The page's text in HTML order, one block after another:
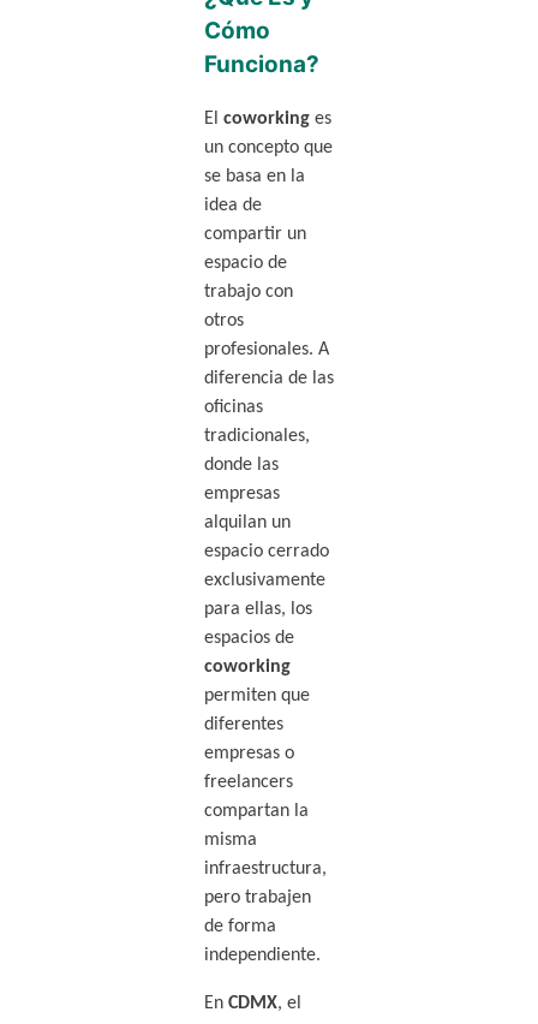
Cómo
Funciona?
El coworkinges
un concepto que
se basa en la
idea de
compartir un
espacio de
trabajo con
otros
profesionales. A
diferencia de las
oficinas
tradicionales,
donde las
empresas
alquilan un
espacio cerrado
exclusivamente
para ellas, los
espacios de
coworking
permiten que
diferentes
empresas o
freelancers
compartan la
misma
infraestructura,
pero trabajen
de forma
independiente.
En CDMX, el